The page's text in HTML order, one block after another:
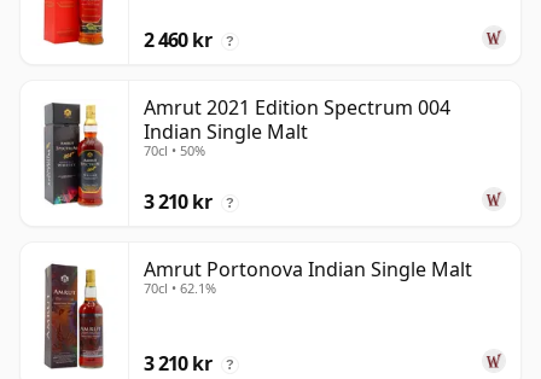
2 460 kr ?
Amrut 2021 Edition Spectrum 004
Indian Single Malt
70cl • 50%
3 210 kr ?
Amrut Portonova Indian Single Malt
70cl • 62.1%
3 210 kr ?